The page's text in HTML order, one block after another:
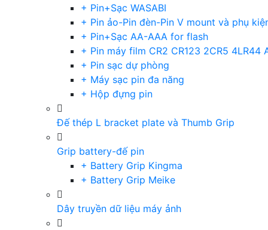
+ Pin+Sạc WASABI
+ Pin ảo-Pin đèn-Pin V mount và phụ
+ Pin+Sạc AA-AAA for flash
+ Pin máy film CR2 CR123 2CR5 4LR44
+ Pin sạc dự phòng
+ Máy sạc pin đa năng
+ Hộp đựng pin
Đế thép L bracket plate và Thumb Grip
Grip battery-đế pin
+ Battery Grip Kingma
+ Battery Grip Meike
Dây truyền dữ liệu máy ảnh